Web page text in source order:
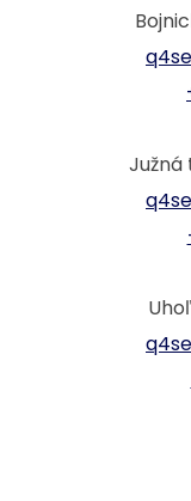
Južná